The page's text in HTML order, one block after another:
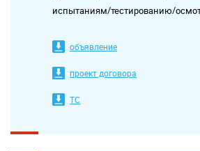
испытаниям/тестированию/
объявление
проект договора
ТС